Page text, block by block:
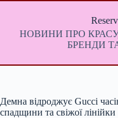
Перейти
НОВИНИ ПРО
БРЕНДИ
Демна відроджує Gucci
спадщини та свіжої лінійки